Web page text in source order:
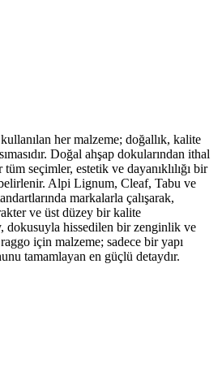
her malzeme; doğallık, kalite
Doğal ahşap dokularından ithal
seçimler, estetik ve dayanıklılığı bir
Alpi Lignum, Cleaf, Tabu ve
markalarla çalışarak,
ve üst düzey bir kalite
dokusuyla hissedilen bir zenginlik ve
için malzeme; sadece bir yapı
tamamlayan en güçlü detaydır.